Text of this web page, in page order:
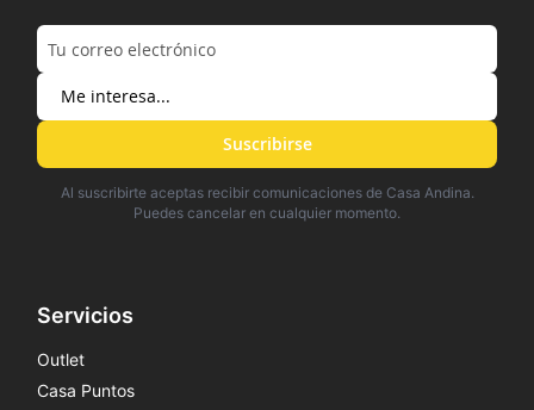
Suscribirse
Al suscribirte aceptas recibir comunicaciones de Casa Andina.
Puedes cancelar en cualquier momento.
Servicios
Outlet
Casa Puntos